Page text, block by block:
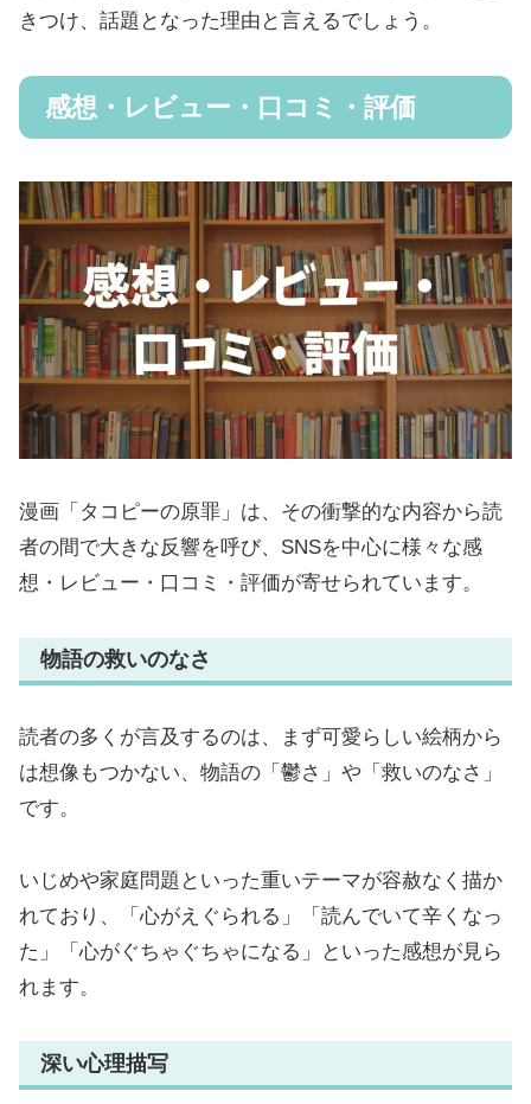
きつけ、話題となった理由と言えるでしょう。
感想・レビュー・口コミ・評価
漫画「タコピーの原罪」は、その衝撃的な内容から読
者の間で大きな反響を呼び、SNSを中心に様々な感
想・レビュー・口コミ・評価が寄せられています。
物語の救いのなさ
読者の多くが言及するのは、まず可愛らしい絵柄から
は想像もつかない、物語の「鬱さ」や「救いのなさ」
です。
いじめや家庭問題といった重いテーマが容赦なく描か
れており、「心がえぐられる」「読んでいて辛くなっ
た」「心がぐちゃぐちゃになる」といった感想が見ら
れます。
深い心理描写